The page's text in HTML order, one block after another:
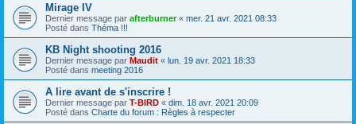
Mirage IV
Dernier message par afterburner« mer. 21 avr. 2021 08:33
Posté dans Théma !!!
KB Night shooting 2016
Dernier message par Maudit « lun. 19 avr. 2021 18:33
Posté dans meeting 2016
A lire avant de s'inscrire !
Dernier message par T-BIRD « dim. 18 avr. 2021 20:09
Posté dans Charte du forum : Règles à respecter